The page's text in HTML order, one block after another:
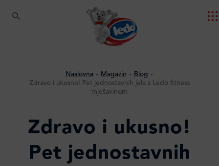
Naslovna Magazin
Blog
Zdravo i ukusno! Pet jednostavnih jela s Ledo fitness
mješavinom
Zdravo i ukusno!
Pet jednostavnih